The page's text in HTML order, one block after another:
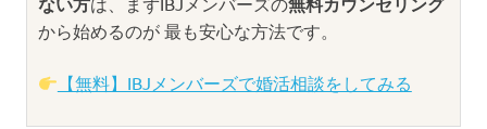
から始めるのが 最も安心な方法です。
【無料】IBJメンバーズで婚活相談をしてみる